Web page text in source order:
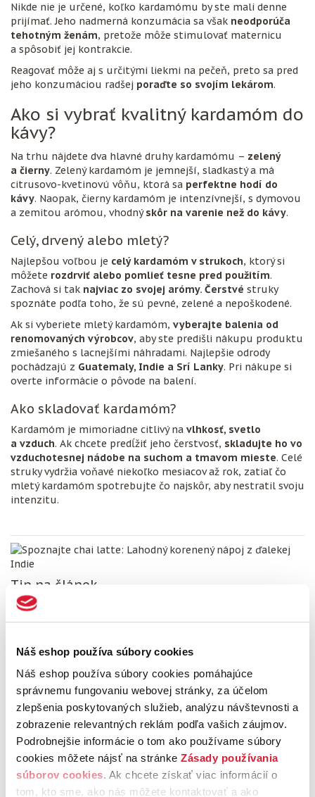
Náš eshop používa súbory cookies
Náš eshop používa súbory cookies pomáhajúce
správnemu fungovaniu webovej stránky, za účelom
zlepšenia poskytovaných služieb, analýzu návštevnosti a
zobrazenie relevantných reklám podľa vašich záujmov.
Podrobnejšie informácie o tom ako používame súbory
cookies môžete nájsť na stránke Zásady používania
súborov cookies. Ak chcete získať viac informácií o
tom, kto sme, ako nás môžete kontaktovať a ako
Nikde nie je určené, koľko kardamómu by ste mali denne
prijímať. Jeho nadmerná konzumácia sa však neodporúča
tehotným ženám, pretože môže stimulovať maternicu
a spôsobiť jej kontrakcie.
Reagovať môže aj s určitými liekmi na pečeň, preto sa pred
jeho konzumáciou radšej poraďte so svojím lekárom.
Ako si vybrať kvalitný kardamóm do
kávy?
Na trhu nájdete dva hlavné druhy kardamómu – zelený
a čierny. Zelený kardamóm je jemnejší, sladkastý a má
citrusovo-kvetinovú vôňu, ktorá sa perfektne hodí do
kávy. Naopak, čierny kardamóm je intenzívnejší, s dymovou
a zemitou arómou, vhodnýskôr na varenie než do kávy.
Celý, drvený alebo mletý?
Najlepšou voľbou je celý kardamóm v strukoch, ktorý si
môžete rozdrviť alebo pomlieť tesne pred použitím.
Zachová si tak najviac zo svojej arómy. Čerstvé struky
spoznáte podľa toho, že sú pevné, zelené a nepoškodené.
Ak si vyberiete mletý kardamóm, vyberajte balenia od
renomovaných výrobcov, aby ste predišli nákupu produktu
zmiešaného s lacnejšími náhradami. Najlepšie odrody
pochádzajú z Guatemaly, Indie a Srí Lanky. Pri nákupe si
overte informácie o pôvode na balení.
Ako skladovať kardamóm?
Kardamóm je mimoriadne citlivý na vlhkosť, svetlo
a vzduch. Ak chcete predĺžiť jeho čerstvosť, skladujte ho vo
vzduchotesnej nádobe na suchom a tmavom mieste. Celé
struky vydržia voňavé niekoľko mesiacov až rok, zatiaľ čo
mletý kardamóm spotrebujte čo najskôr, aby nestratil svoju
intenzitu.
Tip na článok
Spoznajte chai latte: Lahodný
PREČÍTAŤ
Recept na kávu s kardamómom
Inšpirujte sa naším podrobným receptom a objavte, ako si
pripraviť kávu s kardamómom tromi spôsobmi –
s aeropressom, french pressom alebo len v obyčajnom
hrnci